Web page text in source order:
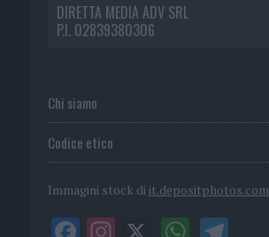
DIRETTA MEDIA ADV SRL
P.I. 02839380306
Chi siamo
Codice etico
Immagini stock di it.depositphotos.com